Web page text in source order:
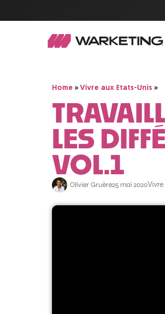
Home » Vivre aux Etats-Unis »
LES
VOL.1
Olivier Gruère25 mai 2020